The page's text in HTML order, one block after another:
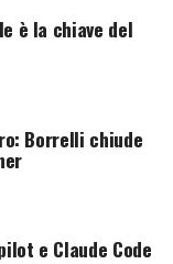
è la chiave del
Borrelli chiude
e Claude Code